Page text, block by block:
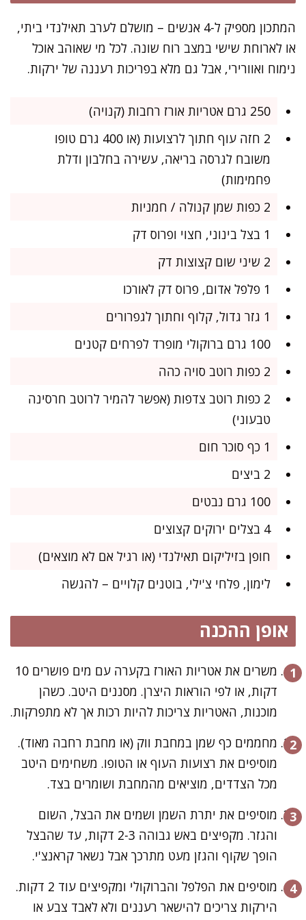
המתכון מספיק ל-4 אנשים – מושלם לערב תאילנדי ביתי,
או לארוחת שישי במצב רוח שונה. לכל מי שאוהב אוכל
נימוח ואוורירי, אבל גם מלא בפריכות רעננה של ירקות.
250 גרם אטריות אורז רחבות (קנויה)
2 חזה עוף חתוך לרצועות (או 400 גרם טופו
משובח לגרסה בריאה, עשירה בחלבון ודלת
פחמימות)
2 כפות שמן קנולה / חמניות
1 בצל בינוני, חצוי ופרוס דק
2 שיני שום קצוצות דק
1 פלפל אדום, פרוס דק לאורכו
1 גזר גדול, קלוף וחתוך לגפרורים
100 גרם ברוקולי מופרד לפרחים קטנים
2 כפות רוטב סויה כהה
2 כפות רוטב צדפות (אפשר להמיר לרוטב חרסינה
טבעוני)
1 כף סוכר חום
2 ביצים
100 גרם נבטים
4 בצלים ירוקים קצוצים
חופן בזיליקום תאילנדי (או רגיל אם לא מוצאים)
לימון, פלחי צ'ילי, בוטנים קלויים – להגשה
אופן ההכנה
משרים את אטריות האורז בקערה עם מים פושרים 10
דקות, או לפי הוראות היצרן. מסננים היטב. כשהן
מוכנות, האטריות צריכות להיות רכות אך לא מתפרקות.
מחממים כף שמן במחבת ווק (או מחבת רחבה מאוד).
מוסיפים את רצועות העוף או הטופו. משחימים היטב
מכל הצדדים, מוציאים מהמחבת ושומרים בצד.
מוסיפים את יתרת השמן ושמים את הבצל, השום
והגזר. מקפיצים באש גבוהה 2-3 דקות, עד שהבצל
הופך שקוף והגזן מעט מתרכך אבל נשאר קראנצ'י.
מוסיפים את הפלפל והברוקולי ומקפיצים עוד 2 דקות.
הירקות צריכים להישאר רעננים ולא לאבד צבע או